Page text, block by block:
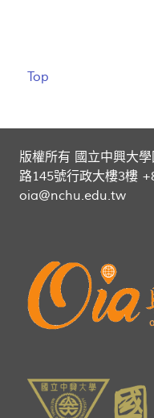
Top
版權所有 國立中興大
路145號行政大樓3樓
oia@nchu.edu.tw